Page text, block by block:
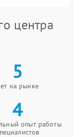
центра
5
на рынке
4
опыт работы